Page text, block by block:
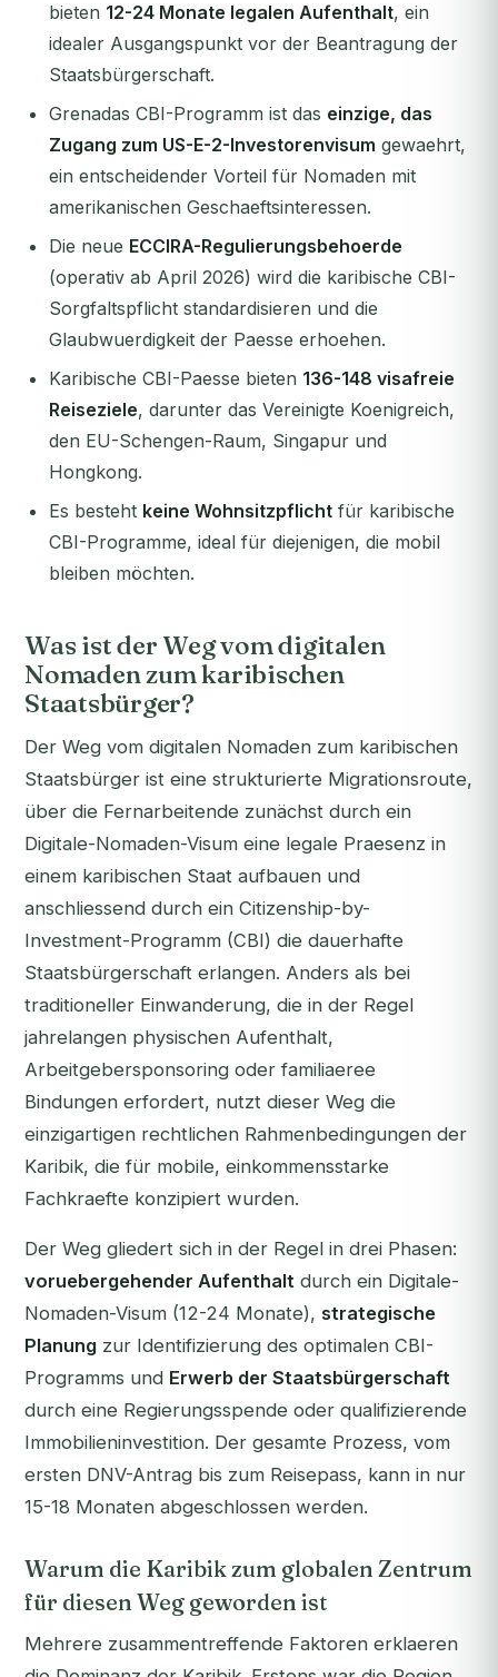
bieten 12-24 Monate legalen Aufenthalt, ein
idealer Ausgangspunkt vor der Beantragung der
Staatsbürgerschaft.
Grenadas CBI-Programm ist das einzige, das
Zugang zum US-E-2-Investorenvisum gewaehrt,
ein entscheidender Vorteil für Nomaden mit
amerikanischen Geschaeftsinteressen.
Die neue ECCIRA-Regulierungsbehoerde
(operativ ab April 2026) wird die karibische CBI-
Sorgfaltspflicht standardisieren und die
Glaubwuerdigkeit der Paesse erhoehen.
Karibische CBI-Paesse bieten 136-148 visafreie
Reiseziele, darunter das Vereinigte Koenigreich,
den EU-Schengen-Raum, Singapur und
Hongkong.
Es besteht keine Wohnsitzpflicht für karibische
CBI-Programme, ideal für diejenigen, die mobil
bleiben möchten.
Was ist der Weg vom digitalen
Nomaden zum karibischen
Staatsbürger?
Der Weg vom digitalen Nomaden zum karibischen
Staatsbürger ist eine strukturierte Migrationsroute,
über die Fernarbeitende zunächst durch ein
Digitale-Nomaden-Visum eine legale Praesenz in
einem karibischen Staat aufbauen und
anschliessend durch ein Citizenship-by-
Investment-Programm (CBI) die dauerhafte
Staatsbürgerschaft erlangen. Anders als bei
traditioneller Einwanderung, die in der Regel
jahrelangen physischen Aufenthalt,
Arbeitgebersponsoring oder familiaeree
Bindungen erfordert, nutzt dieser Weg die
einzigartigen rechtlichen Rahmenbedingungen der
Karibik, die für mobile, einkommensstarke
Fachkraefte konzipiert wurden.
Der Weg gliedert sich in der Regel in drei Phasen:
voruebergehender Aufenthalt durch ein Digitale-
Nomaden-Visum (12-24 Monate), strategische
Planung zur Identifizierung des optimalen CBI-
Programms und Erwerb der Staatsbürgerschaft
durch eine Regierungsspende oder qualifizierende
Immobilieninvestition. Der gesamte Prozess, vom
ersten DNV-Antrag bis zum Reisepass, kann in nur
15-18 Monaten abgeschlossen werden.
Warum die Karibik zum globalen Zentrum
für diesen Weg geworden ist
Mehrere zusammentreffende Faktoren erklaeren